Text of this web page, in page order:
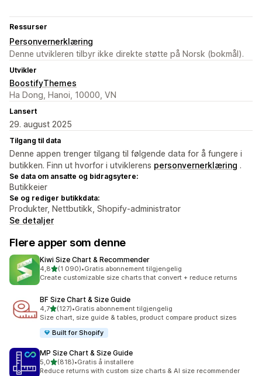
Ressurser
Personvernerklæring
Denne utvikleren tilbyr ikke direkte støtte på Norsk (bokmål).
Utvikler
BoostifyThemes
Ha Dong, Hanoi, 10000, VN
Lansert
29. august 2025
Tilgang til data
Denne appen trenger tilgang til følgende data for å fungere i
butikken. Finn ut hvorfor i utviklerens personvernerklæring .
Se data om ansatte og bidragsytere:
Butikkeier
Se og rediger butikkdata:
Produkter, Nettbutikk, Shopify-administrator
Se detaljer
Flere apper som denne
Kiwi Size Chart & Recommender
4,8av 5 stjerner
(1 090)
Totalt 1090 omtaler
•Gratis abonnement tilgjengelig
Create customizable size charts that convert + reduce returns
BF Size Chart & Size Guide
4,7av 5 stjerner
(127)
Totalt 127 omtaler
•Gratis abonnement tilgjengelig
Size chart, size guide & tables, product compare product sizes
Built for Shopify
MP Size Chart & Size Guide
5,0av 5 stjerner
(818)
Totalt 818 omtaler
•Gratis å installere
Reduce returns with custom size charts & AI size recommender